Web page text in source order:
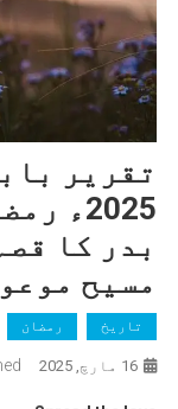
تقریر
بدر کا
مسیح
تاریخ رمضان
16 مارچ, 2025